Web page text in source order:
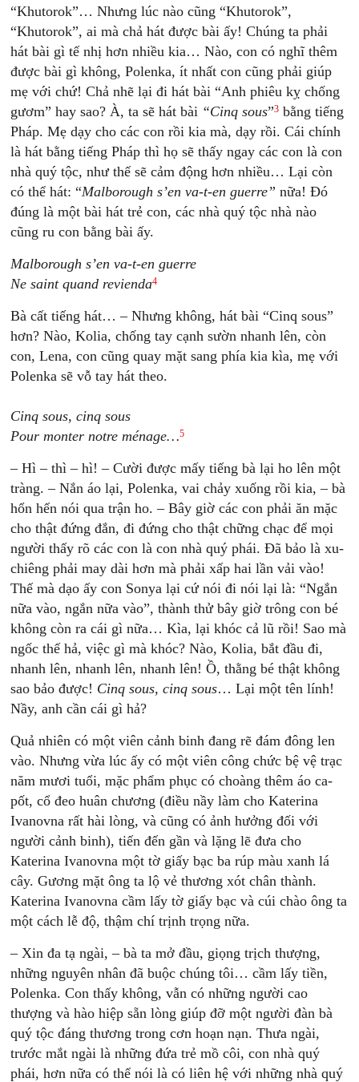
“Khutorok”… Nhưng lúc nào cũng “Khutorok”,
“Khutorok”, ai mà chả hát được bài ấy! Chúng ta phải
hát bài gì tế nhị hơn nhiều kia… Nào, con có nghĩ thêm
được bài gì không, Polenka, ít nhất con cũng phải giúp
mẹ với chứ! Chả nhẽ lại đi hát bài “Anh phiêu kỵ chống
gươm” hay sao? À, ta sẽ hát bài “Cinq sous”3 bằng tiếng
Pháp. Mẹ dạy cho các con rồi kia mà, dạy rồi. Cái chính
là hát bằng tiếng Pháp thì họ sẽ thấy ngay các con là con
nhà quý tộc, như thế sẽ cảm động hơn nhiều… Lại còn
có thể hát: “Malborough s’en va-t-en guerre”nữa! Đó
đúng là một bài hát trẻ con, các nhà quý tộc nhà nào
cũng ru con bằng bài ấy.
Malborough s’en va-t-en guerre
Ne saint quand revienda4
Bà cất tiếng hát… – Nhưng không, hát bài “Cinq sous”
hơn? Nào, Kolia, chống tay cạnh sườn nhanh lên, còn
con, Lena, con cũng quay mặt sang phía kia kìa, mẹ với
Polenka sẽ vỗ tay hát theo.
Cinq sous, cinq sous
Pour monter notre ménage…5
– Hì – thì – hì! – Cười được mấy tiếng bà lại ho lên một
tràng. – Nắn áo lại, Polenka, vai chảy xuống rồi kia, – bà
hổn hển nói qua trận ho. – Bây giờ các con phải ăn mặc
cho thật đứng đắn, đi đứng cho thật chững chạc để mọi
người thấy rõ các con là con nhà quý phái. Đã bảo là xu-
chiêng phải may dài hơn mà phải xấp hai lần vải vào!
Thế mà dạo ấy con Sonya lại cứ nói đi nói lại là: “Ngắn
nữa vào, ngắn nữa vào”, thành thử bây giờ trông con bé
không còn ra cái gì nữa… Kìa, lại khóc cả lũ rồi! Sao mà
ngốc thế hả, việc gì mà khóc? Nào, Kolia, bắt đầu đi,
nhanh lên, nhanh lên, nhanh lên! Ồ, thằng bé thật không
sao bảo được! Cinq sous, cinq sous… Lại một tên lính!
Nầy, anh cần cái gì hả?
Quả nhiên có một viên cảnh binh đang rẽ đám đông len
vào. Nhưng vừa lúc ấy có một viên công chức bệ vệ trạc
năm mươi tuổi, mặc phẩm phục có choàng thêm áo ca-
pốt, cổ đeo huân chương (điều nầy làm cho Katerina
Ivanovna rất hài lòng, và cũng có ảnh hưởng đối với
người cảnh binh), tiến đến gần và lặng lẽ đưa cho
Katerina Ivanovna một tờ giấy bạc ba rúp màu xanh lá
cây. Gương mặt ông ta lộ vẻ thương xót chân thành.
Katerina Ivanovna cầm lấy tờ giấy bạc và cúi chào ông ta
một cách lễ độ, thậm chí trịnh trọng nữa.
– Xin đa tạ ngài, – bà ta mở đầu, giọng trịch thượng,
những nguyên nhân đã buộc chúng tôi… cầm lấy tiền,
Polenka. Con thấy không, vẫn có những người cao
thượng và hào hiệp sẵn lòng giúp đỡ một người đàn bà
quý tộc đáng thương trong cơn hoạn nạn. Thưa ngài,
trước mắt ngài là những đứa trẻ mồ côi, con nhà quý
phái, hơn nữa có thể nói là có liên hệ với những nhà quý